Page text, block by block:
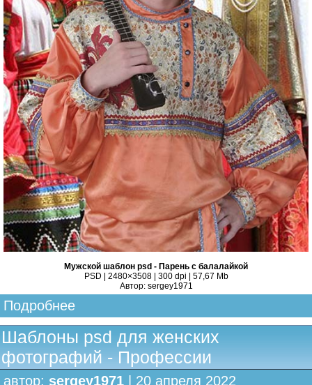
Мужской шаблон psd - Парень с балалайкой
PSD | 2480×3508 | 300 dpi | 57,67 Mb
Автор: sergey1971
Подробнее
Шаблоны psd для женских
фотографий - Профессии
автор: sergey1971 | 20 апреля 2022